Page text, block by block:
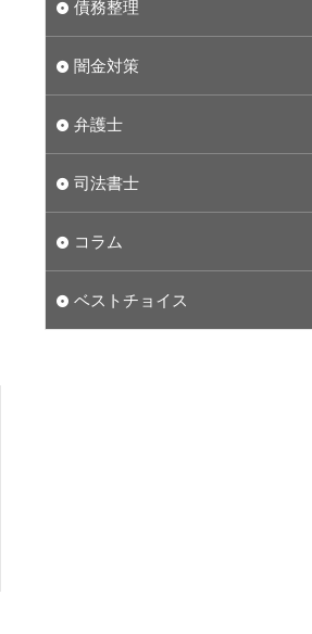
債務整理
闇金対策
弁護士
司法書士
コラム
ベストチョイス